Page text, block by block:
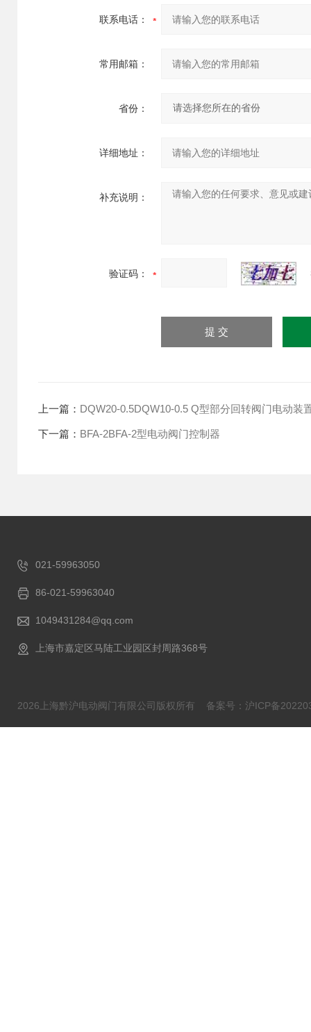
联系电话：
常用邮箱：
省份：
详细地址：
补充说明：
验证码：
上一篇： DQW20-0.5DQW10-0.5 Q型部分回转阀门电动装
下一篇： BFA-2BFA-2型电动阀门控制器
021-59963050
86-021-59963040
1049431284@qq.com
上海市嘉定区马陆工业园区封周路368号
2026上海黔沪电动阀门有限公司版权所有 备案号：沪ICP备